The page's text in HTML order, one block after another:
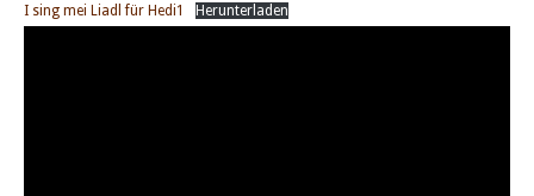
I sing mei Liadl für Hedi1
Herunterladen